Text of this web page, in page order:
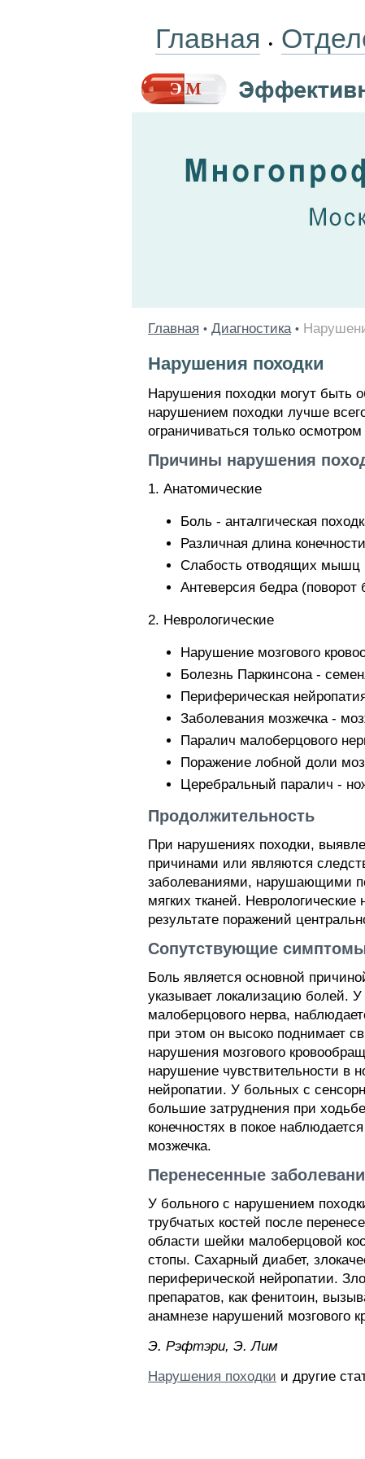
Главная •
Главная • Диагностика •
Нарушения походки
Нарушения походки могут быть
нарушением походки лучше
ограничиваться только осмотром
Причины нарушения
1. Анатомические
Боль - анталгическая
Различная длина
Слабость отводящих мышц
Антеверсия бедра
2. Неврологические
Нарушение мозгового
Болезнь Паркинсона -
Периферическая
Заболевания мозжечка -
Паралич малоберцового
Поражение лобной доли
Церебральный паралич -
Продолжительность
При нарушениях походки,
причинами или являются
заболеваниями, нарушающими
мягких тканей.
результате поражений
Сопутствующие
Боль является основной
указывает локализацию болей.
малоберцового нерва,
при этом он высоко поднимает
нарушения мозгового
нарушение чувствительности в
нейропатии. У больных с
большие затруднения при
конечностях в покое
мозжечка.
Перенесенные
У больного с нарушением
трубчатых костей после
области шейки малоберцовой
стопы. Сахарный диабет,
периферической нейропатии.
препаратов, как фенитоин,
анамнезе нарушений мозгового
Э. Pэфтэpи, Э. Лим
Нарушения походки и другие